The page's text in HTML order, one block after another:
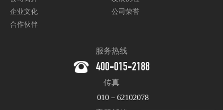
企业文化
公司荣誉
合作伙伴
服务热线
400-015-2188
传真
010－62102078